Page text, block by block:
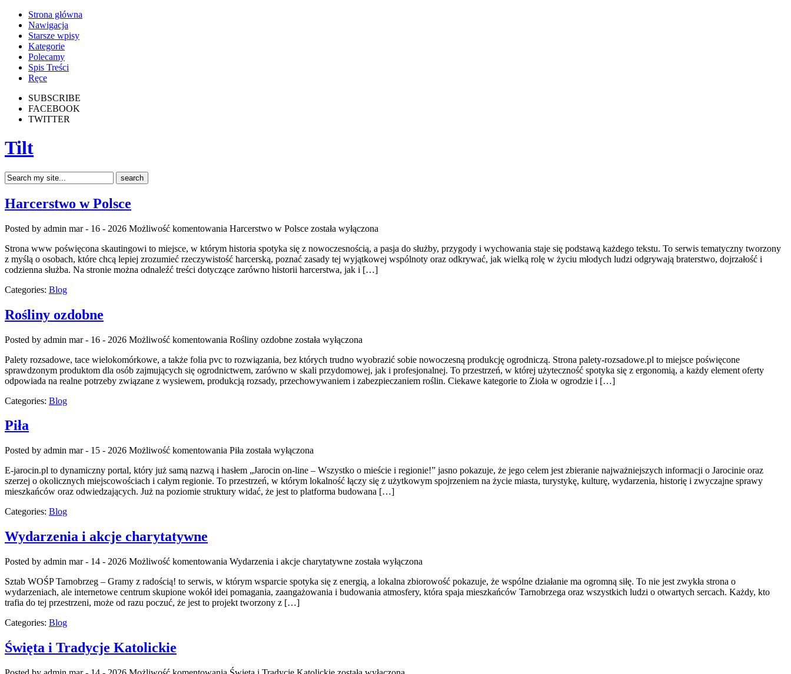
Strona główna
Nawigacja
Starsze wpisy
Kategorie
Polecamy
Spis Treści
Ręce
SUBSCRIBE
FACEBOOK
TWITTER
Tilt
Harcerstwo w Polsce
Posted by admin mar - 16 - 2026 Możliwość komentowania Harcerstwo w Polsce została wyłączona
Strona www poświęcona skautingowi to miejsce, w którym historia spotyka się z nowoczesnością, a pasja do służby, przygody i wychowania staje się podstawą każdego tekstu. To serwis tematyczny tworzony
z myślą o osobach, które chcą lepiej zrozumieć rzeczywistość harcerską, poznać zasady tej wyjątkowej wspólnoty oraz odkrywać, jak wielką rolę w życiu młodych ludzi odgrywają braterstwo, dojrzałość i
codzienna służba. Na stronie można odnaleźć treści dotyczące zarówno historii harcerstwa, jak i […]
Categories: Blog
Rośliny ozdobne
Posted by admin mar - 16 - 2026 Możliwość komentowania Rośliny ozdobne została wyłączona
Palety rozsadowe, tace wielokomórkowe, a także folia pvc to rozwiązania, bez których trudno wyobrazić sobie nowoczesną produkcję ogrodniczą. Strona palety-rozsadowe.pl to miejsce poświęcone
sprawdzonym produktom dla osób zajmujących się ogrodnictwem, zarówno w skali przydomowej, jak i profesjonalnej. To przestrzeń, w której użyteczność spotyka się z ergonomią, a każdy element oferty
odpowiada na realne potrzeby związane z wysiewem, produkcją rozsady, przechowywaniem i zabezpieczaniem roślin. Ciekawe kategorie to Zioła w ogrodzie i […]
Categories: Blog
Piła
Posted by admin mar - 15 - 2026 Możliwość komentowania Piła została wyłączona
E-jarocin.pl to dynamiczny portal, który już samą nazwą i hasłem „Jarocin on-line – Wszystko o mieście i regionie!” jasno pokazuje, że jego celem jest zbieranie najważniejszych informacji o Jarocinie oraz
szerzej o okolicznych miejscowościach i całym regionie. To przestrzeń, w którym lokalność łączy się z użytkowym spojrzeniem na życie miasta, turystykę, kulturę, wydarzenia, historię i zwyczajne sprawy
mieszkańców oraz odwiedzających. Już na poziomie struktury widać, że jest to platforma budowana […]
Categories: Blog
Wydarzenia i akcje charytatywne
Posted by admin mar - 14 - 2026 Możliwość komentowania Wydarzenia i akcje charytatywne została wyłączona
Sztab WOŚP Tarnobrzeg – Gramy z radością! to serwis, w którym wsparcie spotyka się z energią, a lokalna zbiorowość pokazuje, że wspólne działanie ma ogromną siłę. To nie jest zwykła strona o
wydarzeniach, ale internetowe centrum skupione wokół idei pomagania, zaangażowania i budowania atmosfery, która spaja mieszkańców Tarnobrzega oraz wszystkich ludzi o otwartych sercach. Każdy, kto
trafia do tej przestrzeni, może od razu poczuć, że jest to projekt tworzony z […]
Categories: Blog
Święta i Tradycje Katolickie